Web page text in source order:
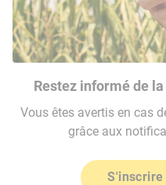
Restez informé de
Vous êtes avertis en cas
grâce aux